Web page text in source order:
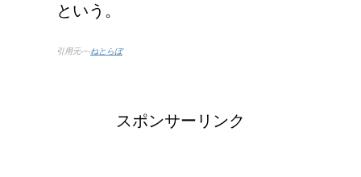
という。
引用元-−-ねとらぼ
スポンサーリンク